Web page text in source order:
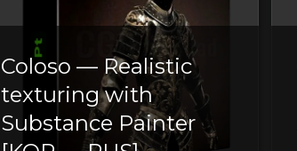
Coloso — Realistic
texturing with
Substance Painter